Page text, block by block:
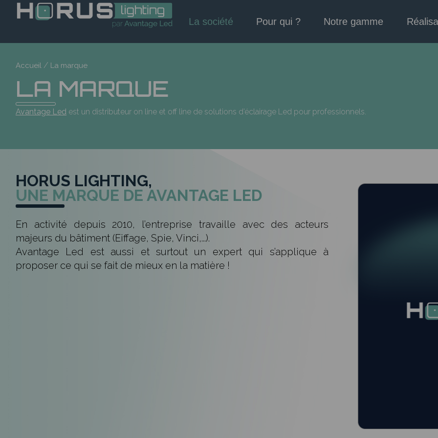
La société Pour qui ? Notre gamme
Accueil / La marque
LA MARQUE
Avantage Led est un distributeur on line et off line de solutions d’éclairage Led pour professionnels.
HORUS LIGHTING,
UNE MARQUE DE AVANTAGE LED
En activité depuis 2010, l’entreprise travaille avec des acteurs
majeurs du bâtiment (Eiffage, Spie, Vinci,...).
Avantage Led est aussi et surtout un expert qui s’applique à
proposer ce qui se fait de mieux en la matière !